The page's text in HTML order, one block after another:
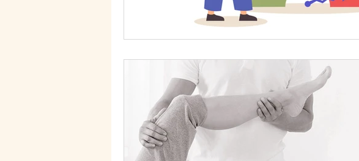
mutuelle remboursement séance kinésiologie